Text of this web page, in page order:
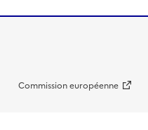
Commission européenne